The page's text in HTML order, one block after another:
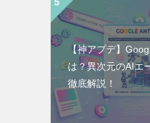
【神アプデ】
は？異次元のAIエ
徹底解説！